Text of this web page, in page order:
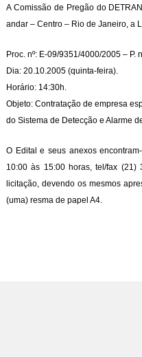
A Comissão de Pregão do
andar – Centro – Rio de Janeiro, a
Proc. nº: E-09/9351/4000/2005 – P.
Dia: 20.10.2005 (quinta-feira).
Horário: 14:30h.
Objeto: Contratação de empresa
do Sistema de Detecção e Alarme
O Edital e seus anexos
10:00 às 15:00 horas, tel/fax
licitação, devendo os mesmos
(uma) resma de papel A4.